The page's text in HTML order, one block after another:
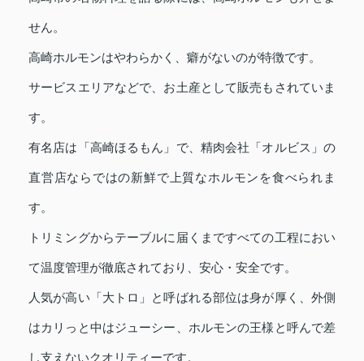
せん。
高崎ホルモンはやわらかく、癖がないのが特徴です。
サービスエリアなどで、お土産として販売もされていま
す。
有名店は「高崎ほるもん」で、精肉会社「オルビス」の
直営店ならではの新鮮で上質なホルモンを食べられま
す。
トリミングからテーブルに届くまですべての工程におい
て温度管理が徹底されており、安心・安全です。
人気が高い「大トロ」と呼ばれる部位は身が厚く、外側
はカリっと中はジューシー、ホルモンの王様と呼んで差
し支えないクオリティーです。